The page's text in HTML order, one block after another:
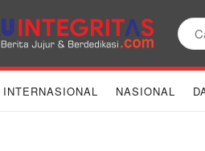
INTERNASIONAL NASIONAL